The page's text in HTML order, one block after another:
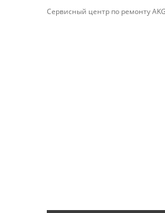
Сервисный центр по ремонту